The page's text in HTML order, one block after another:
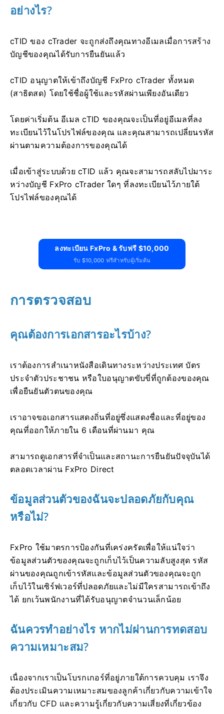
อย่างไร?
cTID ของ cTrader จะถูกส่งถึงคุณทางอีเมลเมื่อการสร้าง
บัญชีของคุณได้รับการยืนยันแล้ว
cTID อนุญาตให้เข้าถึงบัญชี FxPro cTrader ทั้งหมด
(สาธิตสด) โดยใช้ชื่อผู้ใช้และรหัสผ่านเพียงอันเดียว
โดยค่าเริ่มต้น อีเมล cTID ของคุณจะเป็นที่อยู่อีเมลที่ลง
ทะเบียนไว้ในโปรไฟล์ของคุณ และคุณสามารถเปลี่ยนรหัส
ผ่านตามความต้องการของคุณได้
เมื่อเข้าสู่ระบบด้วย cTID แล้ว คุณจะสามารถสลับไปมาระ
หว่างบัญชี FxPro cTrader ใดๆ ที่ลงทะเบียนไว้ภายใต้
โปรไฟล์ของคุณได้
ลงทะเบียน FxPro & รับฟรี $10,000
รับ $10,000 ฟรีสำหรับผู้เริ่มต้น
การตรวจสอบ
คุณต้องการเอกสารอะไรบ้าง?
เราต้องการสำเนาหนังสือเดินทางระหว่างประเทศ บัตร
ประจำตัวประชาชน หรือใบอนุญาตขับขี่ที่ถูกต้องของคุณ
เพื่อยืนยันตัวตนของคุณ
เราอาจขอเอกสารแสดงถิ่นที่อยู่ซึ่งแสดงชื่อและที่อยู่ของ
คุณที่ออกให้ภายใน 6 เดือนที่ผ่านมา คุณ
สามารถดูเอกสารที่จำเป็นและสถานะการยืนยันปัจจุบันได้
ตลอดเวลาผ่าน FxPro Direct
ข้อมูลส่วนตัวของฉันจะปลอดภัยกับคุณ
หรือไม่?
FxPro ใช้มาตรการป้องกันที่เคร่งครัดเพื่อให้แน่ใจว่า
ข้อมูลส่วนตัวของคุณจะถูกเก็บไว้เป็นความลับสูงสุด รหัส
ผ่านของคุณถูกเข้ารหัสและข้อมูลส่วนตัวของคุณจะถูก
เก็บไว้ในเซิร์ฟเวอร์ที่ปลอดภัยและไม่มีใครสามารถเข้าถึง
ได้ ยกเว้นพนักงานที่ได้รับอนุญาตจำนวนเล็กน้อย
ฉันควรทำอย่างไร หากไม่ผ่านการทดสอบ
ความเหมาะสม?
เนื่องจากเราเป็นโบรกเกอร์ที่อยู่ภายใต้การควบคุม เราจึง
ต้องประเมินความเหมาะสมของลูกค้าเกี่ยวกับความเข้าใจ
เกี่ยวกับ CFD และความรู้เกี่ยวกับความเสี่ยงที่เกี่ยวข้อง